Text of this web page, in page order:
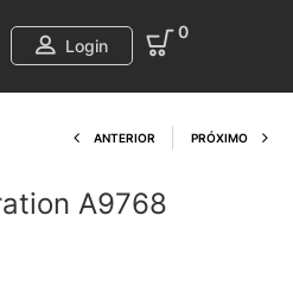
Login
0
Product
ANTERIOR PRÓXIMO
A9768